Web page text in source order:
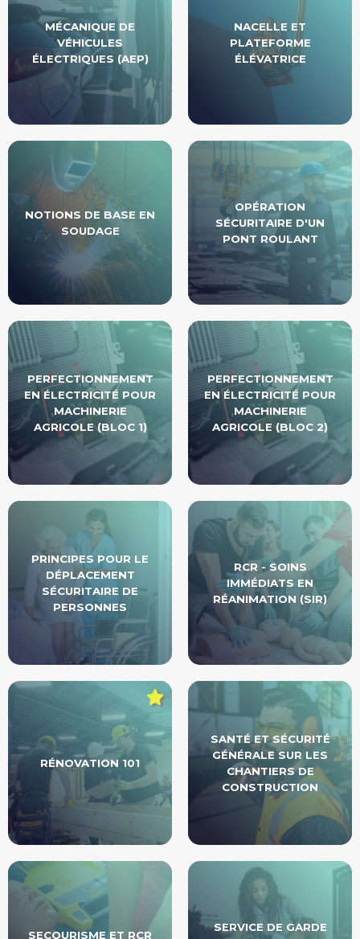
MÉCANIQUE DE
VÉHICULES
ÉLECTRIQUES (AEP)
NACELLE ET
PLATEFORME
ÉLÉVATRICE
NOTIONS DE BASE EN
SOUDAGE
OPÉRATION
SÉCURITAIRE D'UN
PONT ROULANT
PERFECTIONNEMENT
EN ÉLECTRICITÉ POUR
MACHINERIE
AGRICOLE (BLOC 1)
PERFECTIONNEMENT
EN ÉLECTRICITÉ POUR
MACHINERIE
AGRICOLE (BLOC 2)
PRINCIPES POUR LE
DÉPLACEMENT
SÉCURITAIRE DE
PERSONNES
RCR - SOINS
IMMÉDIATS EN
RÉANIMATION (SIR)
RÉNOVATION 101
SANTÉ ET SÉCURITÉ
GÉNÉRALE SUR LES
CHANTIERS DE
CONSTRUCTION
SECOURISME ET RCR
SERVICE DE GARDE